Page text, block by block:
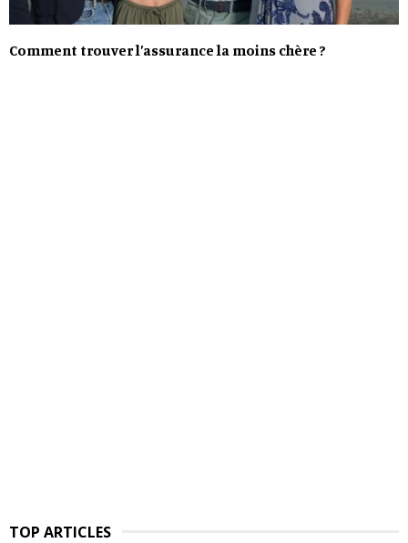
Comment trouver l’assurance la moins chère ?
TOP ARTICLES